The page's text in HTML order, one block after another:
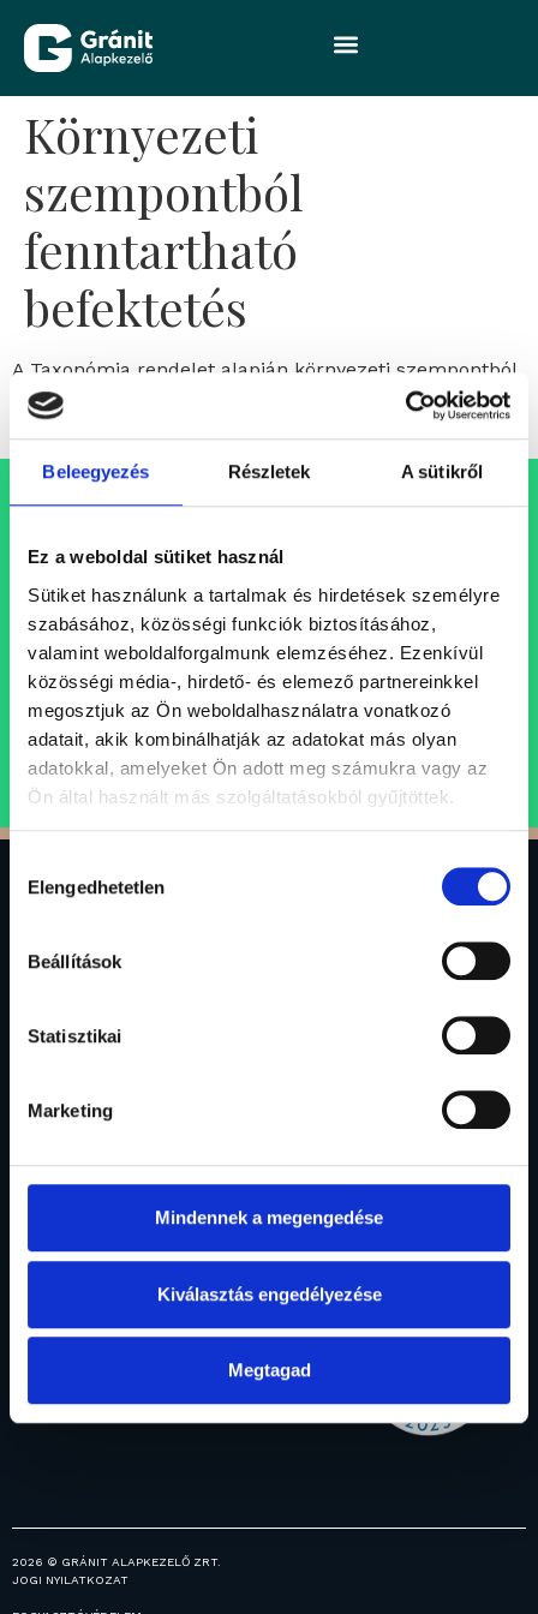
Beleegyezés Részletek A sütikről
Ez a weboldal sütiket használ
Sütiket használunk a tartalmak és hirdetések személyre
szabásához, közösségi funkciók biztosításához,
valamint weboldalforgalmunk elemzéséhez. Ezenkívül
közösségi média-, hirdető- és elemező partnereinkkel
megosztjuk az Ön weboldalhasználatra vonatkozó
adatait, akik kombinálhatják az adatokat más olyan
adatokkal, amelyeket Ön adott meg számukra vagy az
Ön által használt más szolgáltatásokból gyűjtöttek.
kiválasztása
Elengedhetetlen
Beállítások
Statisztikai
Marketing
Mindennek a megengedése
Kiválasztás engedélyezése
Megtagad
Környezeti
szempontból
fenntartható
befektetés
A Taxonómia rendelet alapján környezeti szempontból
fenntarthatónak minősülő, egy vagy több gazdasági
tevékenységbe történő befektetés.
Állásajánlataink
szakembereket, akik egy professzionális, inspiráló és
támogató szellemi műhely keretein belül folytatnák
karrierjüket.
ÁLLÁSAJÁNLATOK
Rólunk
Menedzsment
Általános
Ingatlanjaink
Hírek
Befektetési
alapok
Alapjaink
Fogalomtár
Vagyonkezelés
Intézményi
vagyonkezelés
Prémium
2026 © GRÁNIT ALAPKEZELŐ ZRT.
JOGI NYILATKOZAT
0